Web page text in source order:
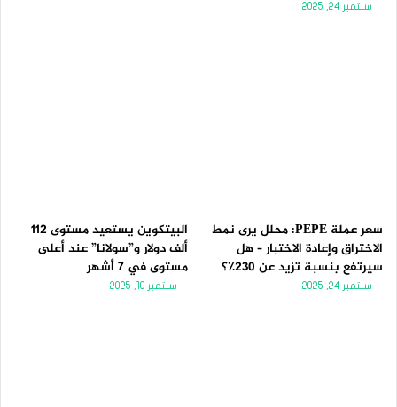
سبتمبر 24, 2025
سعر عملة PEPE: محلل يرى نمط
الاختراق وإعادة الاختبار – هل
سيرتفع بنسبة تزيد عن 230٪؟
سبتمبر 24, 2025
البيتكوين يستعيد مستوى 112
ألف دولار و”سولانا” عند أعلى
مستوى في 7 أشهر
سبتمبر 10, 2025